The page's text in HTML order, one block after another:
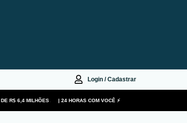
Login / Cadastrar
MILHÕES ANUAIS EM SALÁRIOS PARA MULHERES NA
| 24 HORAS COM VOCÊ ⚡